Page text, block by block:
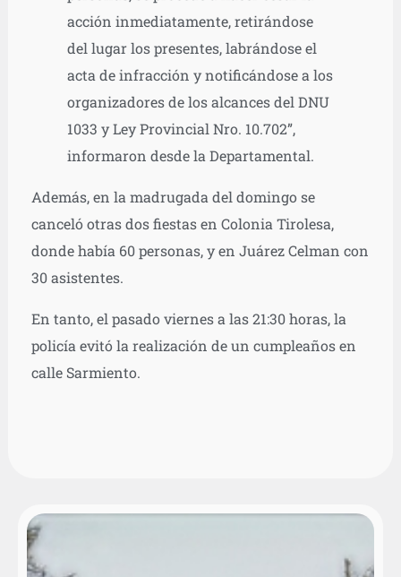
acción inmediatamente, retirándose
del lugar los presentes, labrándose el
acta de infracción y notificándose a los
organizadores de los alcances del DNU
1033 y Ley Provincial Nro. 10.702”,
informaron desde la Departamental.
Además, en la madrugada del domingo se
canceló otras dos fiestas en Colonia Tirolesa,
donde había 60 personas, y en Juárez Celman con
30 asistentes.
En tanto, el pasado viernes a las 21:30 horas, la
policía evitó la realización de un cumpleaños en
calle Sarmiento.